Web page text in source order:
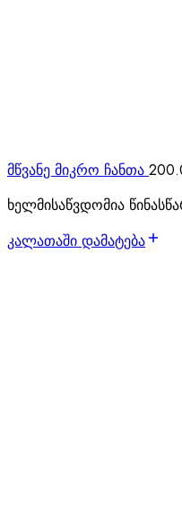
მწვანე მიკრო ჩანთა
ხელმისაწვდომია
კალათაში დამატება